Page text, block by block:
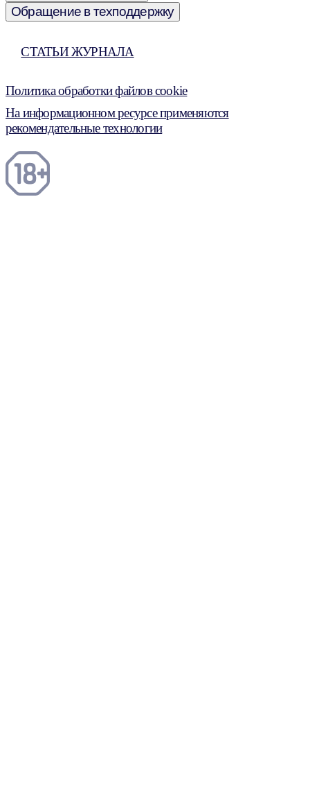
Обращение в техподдержку
СТАТЬИ ЖУРНАЛА
Политика обработки файлов cookie
На информационном ресурсе применяются
рекомендательные технологии